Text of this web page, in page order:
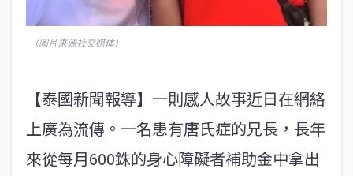
（圖片來源社交媒体）
【泰國新聞報導】一則感人故事近日在網絡
上廣為流傳。一名患有唐氏症的兄長，長年
來從每月600銖的身心障礙者補助金中拿出